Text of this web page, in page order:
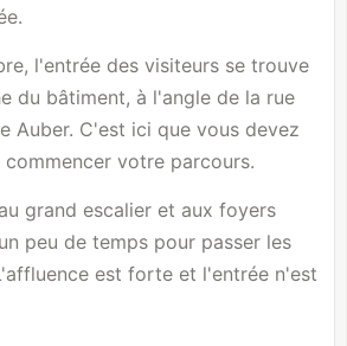
l'entrée des visiteurs se trouve
du bâtiment, à l'angle de la rue
Auber. C'est ici que vous devez
votre parcours.
grand escalier et aux foyers
peu de temps pour passer les
est forte et l'entrée n'est